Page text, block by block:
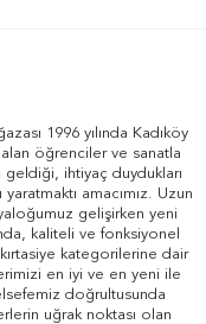
1996 yılında Kadıköy
alan öğrenciler ve sanatla
ihtiyaç duydukları
amacımız. Uzun
gelişirken yeni
kaliteli ve fonksiyonel
kategorilerine dair
en iyi ve en yeni ile
doğrultusunda
uğrak noktası olan